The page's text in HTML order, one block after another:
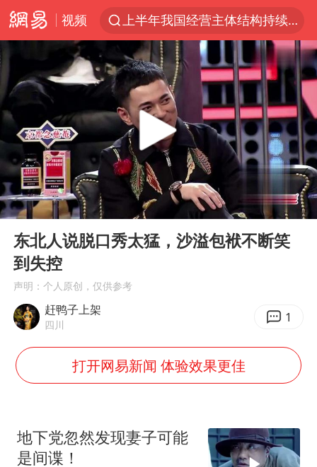
视频
上半年我国经营主体结构持续优化
俄称边境州遭乌大规模袭击已致13伤
杭州机场已取消航班388架次
于东来回应胖东来近25年老店年底关闭
浙江省委书记：该停下的坚决停下来
中国籍豪华游艇富商之子在泰国被杀
白海豚北上或致京津冀暴雨
美将每月供乌爱国者拦截导弹
国足U17与阿森纳决赛取消 并列冠军
新疆一婚礼线上邀请引热议
《龙餐馆》 冲奖
上门女婿出轨女邻居多年被判重婚罪
韩军前线部队连曝丑闻
云南一男子胃中取出180颗铁钉
Play
00:00 02:20
东北人说脱口秀太猛，沙溢包袱不断笑
到失控
声明：个人原创，仅供参考
赶鸭子上架
四川 1
打开网易新闻 体验效果更佳
地下党忽然发现妻子可能
是间谍！